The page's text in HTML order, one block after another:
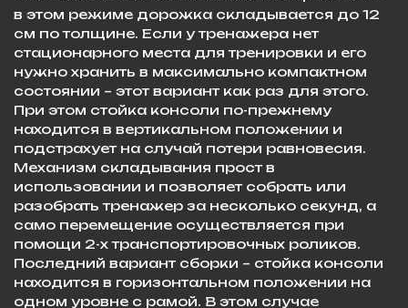
в этом режиме дорожка складывается до 12
см по толщине. Если у тренажера нет
стационарного места для тренировки и его
нужно хранить в максимально компактном
состоянии – этот вариант как раз для этого.
При этом стойка консоли по-прежнему
находится в вертикальном положении и
подстрахует на случай потери равновесия.
Механизм складывания прост в
использовании и позволяет собрать или
разобрать тренажер за несколько секунд, а
само перемещение осуществляется при
помощи 2-х транспортировочных роликов.
Последний вариант сборки – стойка консоли
находится в горизонтальном положении на
одном уровне с рамой. В этом случае